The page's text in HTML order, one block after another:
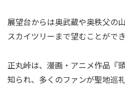
展望台からは奥武蔵や奥秩父の
スカイツリーまで望むことができ
正丸峠は、漫画・アニメ作品『
知られ、多くのファンが聖地巡